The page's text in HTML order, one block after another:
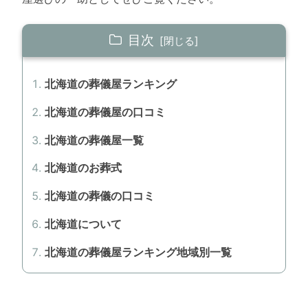
目次
北海道の葬儀屋ランキング
北海道の葬儀屋の口コミ
北海道の葬儀屋一覧
北海道のお葬式
北海道の葬儀の口コミ
北海道について
北海道の葬儀屋ランキング地域別一覧